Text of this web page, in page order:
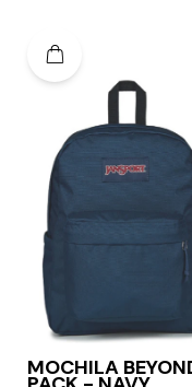
MOCHILA